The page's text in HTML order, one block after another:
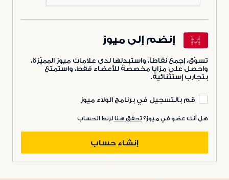
إنضم إلى ميوز
تسوّق، إجمع نقاطاً، واستبدلها لدى علامات ميوز المميّزة،
واحصل على مزايا مخصصة للأعضاء فقط، واستمتع
بتجارب إستثنائية.
قم بالتسجيل في برنامج الولاء ميوز
هل أنت عضو في ميوز؟ تحقق هنا لربط الحساب
إنشاء حساب